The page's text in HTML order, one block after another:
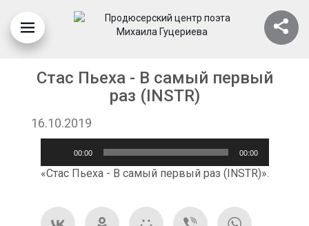
Стас Пьеха - В самый первый
раз (INSTR)
16.10.2019
00:00 00:00
«Стас Пьеха - В самый первый раз (INSTR)».